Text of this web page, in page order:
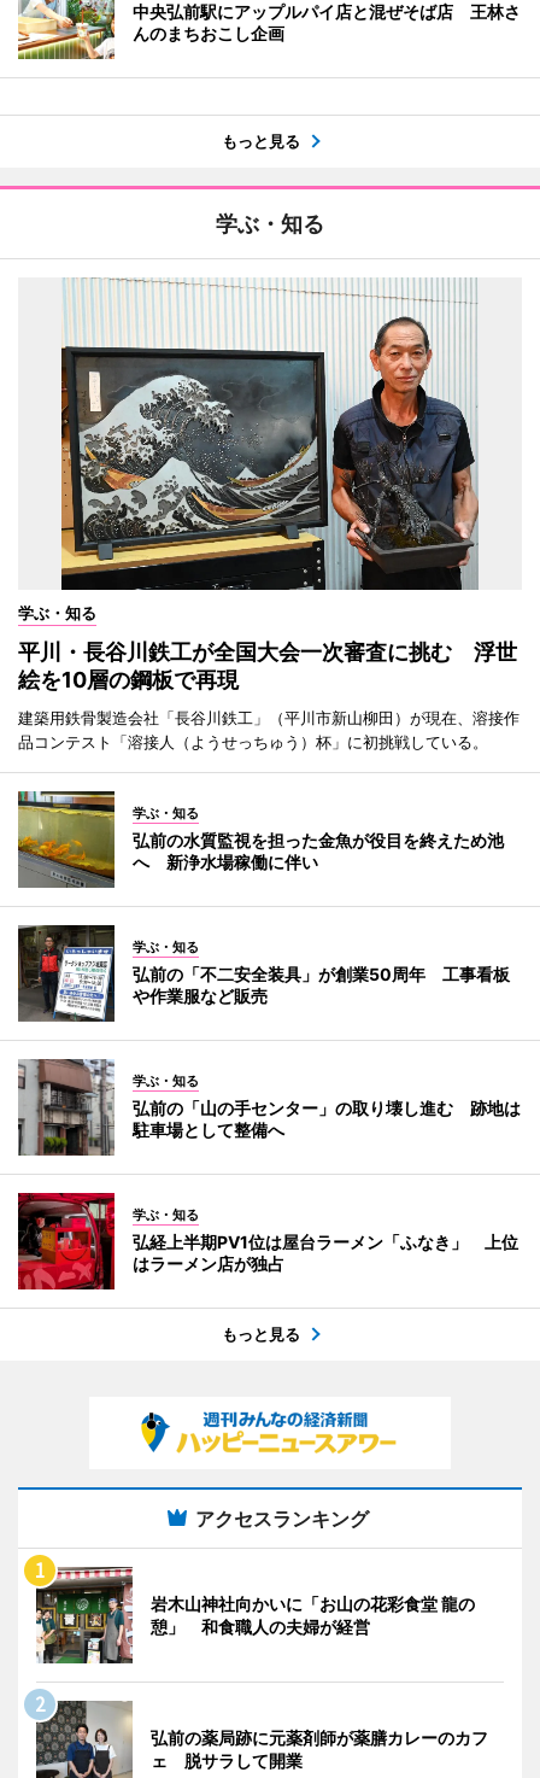
中央弘前駅にアップルパイ店と混ぜそば店 王林さ
んのまちおこし企画
もっと見る
学ぶ・知る
学ぶ・知る
平川・長谷川鉄工が全国大会一次審査に挑む 浮世
絵を10層の鋼板で再現
建築用鉄骨製造会社「長谷川鉄工」（平川市新山柳田）が現在、溶接作
品コンテスト「溶接人（ようせっちゅう）杯」に初挑戦している。
学ぶ・知る
弘前の水質監視を担った金魚が役目を終えため池
へ 新浄水場稼働に伴い
学ぶ・知る
弘前の「不二安全装具」が創業50周年 工事看板
や作業服など販売
学ぶ・知る
弘前の「山の手センター」の取り壊し進む 跡地は
駐車場として整備へ
学ぶ・知る
弘経上半期PV1位は屋台ラーメン「ふなき」 上位
はラーメン店が独占
もっと見る
アクセスランキング
岩木山神社向かいに「お山の花彩食堂 龍の
憩」 和食職人の夫婦が経営
弘前の薬局跡に元薬剤師が薬膳カレーのカフ
ェ 脱サラして開業